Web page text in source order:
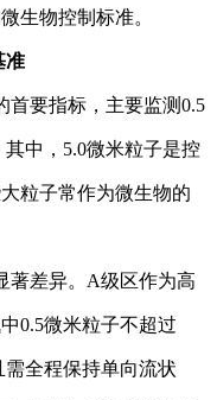
生物控制标准。
准
首要指标，主要监测0.5
中，5.0微米粒子是控
粒子常作为微生物的
著差异。A级区作为高
0.5微米粒子不超过
需全程保持单向流状